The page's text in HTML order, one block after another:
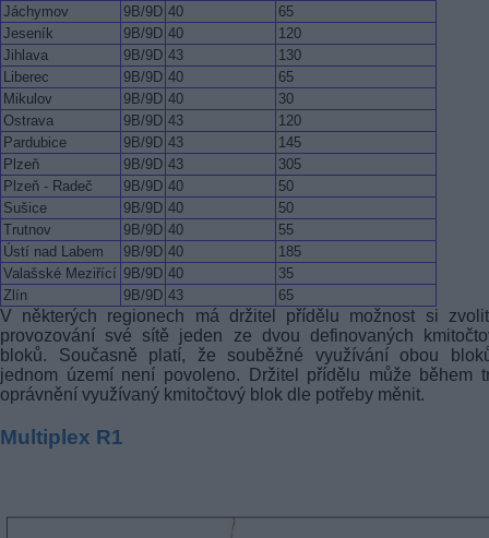
Jáchymov
9B/9D 40
65
Jeseník
9B/9D 40
120
Jihlava
9B/9D 43
130
Liberec
9B/9D 40
65
Mikulov
9B/9D 40
30
Ostrava
9B/9D 43
120
Pardubice
9B/9D 43
145
Plzeň
9B/9D 43
305
Plzeň - Radeč
9B/9D 40
50
Sušice
9B/9D 40
50
Trutnov
9B/9D 40
55
Ústí nad Labem
9B/9D 40
185
Valašské Meziřící 9B/9D 40
35
Zlín
9B/9D 43 65
V některých regionech má držitel přídělu možnost si
provozování své sítě jeden ze dvou definovaných
bloků. Současně platí, že souběžné využívání obou
jednom území není povoleno. Držitel přídělu může během
oprávnění využívaný kmitočtový blok dle potřeby měnit.
Multiplex R1